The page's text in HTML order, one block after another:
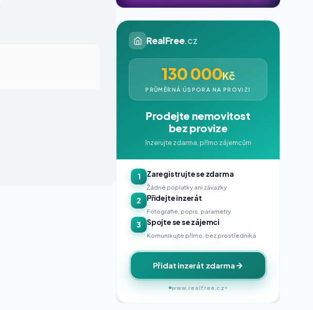
RealFree.cz
130 000Kč
PRŮMĚRNÁ ÚSPORA NA PROVIZI
Prodejte nemovitost
bez provize
Inzerujte zdarma, přímo zájemcům
1 Zaregistrujte se zdarma
Žádné poplatky ani závazky
2 Přidejte inzerát
Fotografie, popis, parametry
3 Spojte se se zájemci
Komunikujte přímo, bez prostředníka
Přidat inzerát zdarma
www.realfree.cz